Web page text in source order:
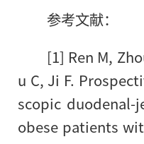
参考文献：
[1] Ren M,
u C, Ji F.
scopic duodenal-
obese patients